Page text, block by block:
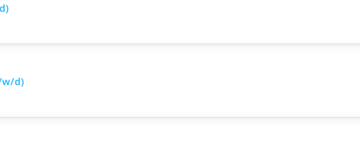
d)